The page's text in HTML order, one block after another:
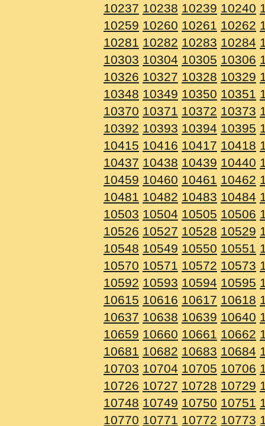
10237 10238 10239 10240
10259 10260 10261 10262
10281 10282 10283 10284
10303 10304 10305 10306
10326 10327 10328 10329
10348 10349 10350 10351
10370 10371 10372 10373
10392 10393 10394 10395
10415 10416 10417 10418
10437 10438 10439 10440
10459 10460 10461 10462
10481 10482 10483 10484
10503 10504 10505 10506
10526 10527 10528 10529
10548 10549 10550 10551
10570 10571 10572 10573
10592 10593 10594 10595
10615 10616 10617 10618
10637 10638 10639 10640
10659 10660 10661 10662
10681 10682 10683 10684
10703 10704 10705 10706
10726 10727 10728 10729
10748 10749 10750 10751
10770 10771 10772 10773